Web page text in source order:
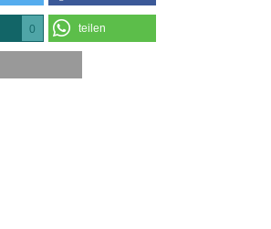
0 teilen